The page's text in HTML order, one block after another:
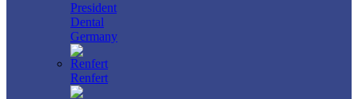
President
Dental
Germany
Renfert